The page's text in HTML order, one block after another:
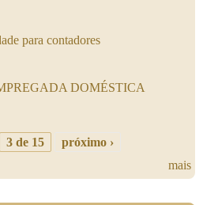
para contadores
DOMÉSTICA
3 de 15
próximo ›
mais